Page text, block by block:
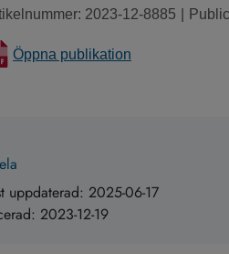
2023-12-8885
Öppna publikation
uppdaterad: 2025-06-17
2023-12-19